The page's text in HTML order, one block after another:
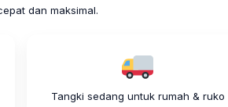
dan maksimal.
Tangki sedang untuk rumah & ruko